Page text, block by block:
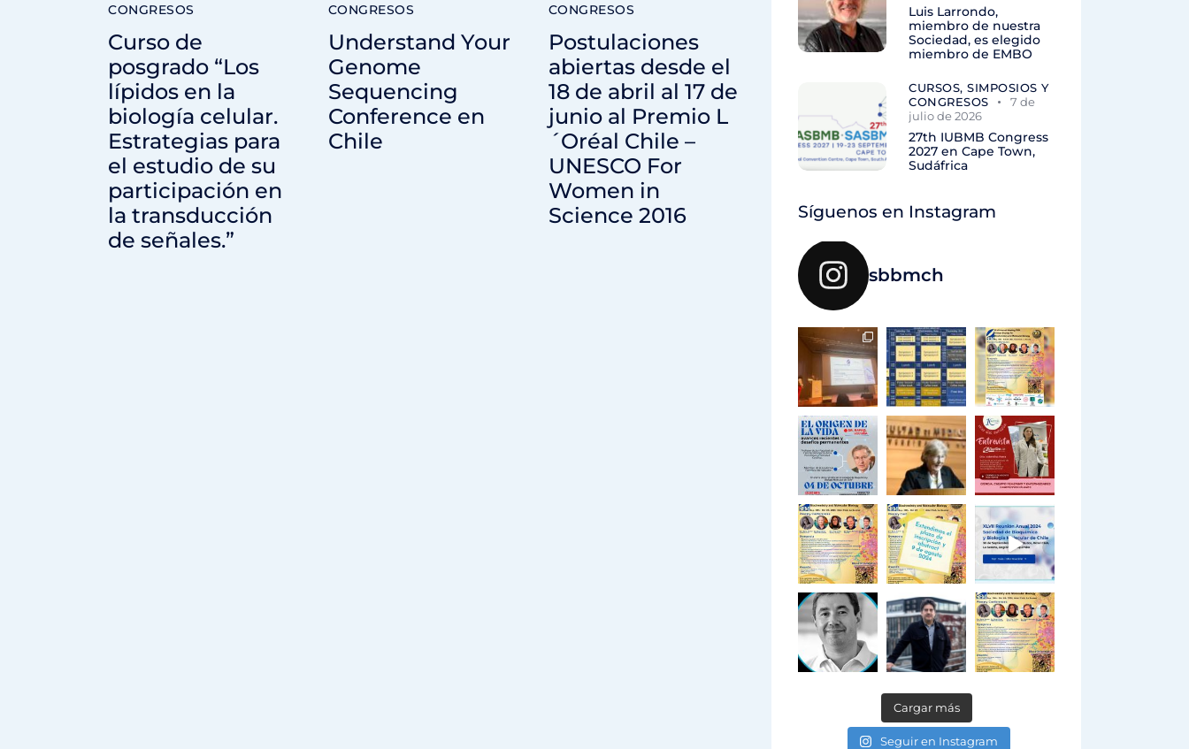
CONGRESOS
Curso de
posgrado “Los
lípidos en la
biología celular.
Estrategias para
el estudio de su
participación en
la transducción
de señales.”
CONGRESOS
Understand Your
Genome
Sequencing
Conference en
Chile
CONGRESOS
Postulaciones
abiertas desde el
18 de abril al 17 de
junio al Premio L
´Oréal Chile –
UNESCO For
Women in
Science 2016
Luis Larrondo,
miembro de nuestra
Sociedad, es elegido
miembro de EMBO
CURSOS, SIMPOSIOS Y
CONGRESOS
7 de
julio de 2026
27th IUBMB Congress
2027 en Cape Town,
Sudáfrica
Síguenos en Instagram
sbbmch
Cargar más
Seguir en Instagram